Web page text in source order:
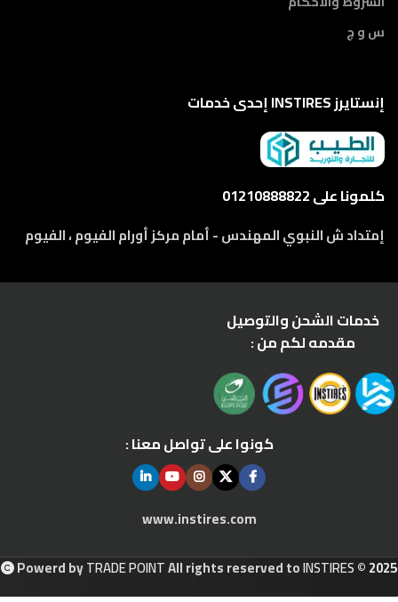
س و ج
إنستايرز INSTIRES إحدى خدمات
كلمونا على 01210888822
إمتداد ش النبوي المهندس - أمام مركز أورام الفيوم ، الفيوم
خدمات الشحن والتوصيل
مقدمه لكم من :
كونوا على تواصل معنا :
www.instires.com
Powerd byTRADE POINTAll rights reserved toINSTIRES© 2025